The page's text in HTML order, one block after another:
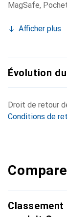
MagSafe,
Afficher plus
Évolution
Droit de retour
Conditions de